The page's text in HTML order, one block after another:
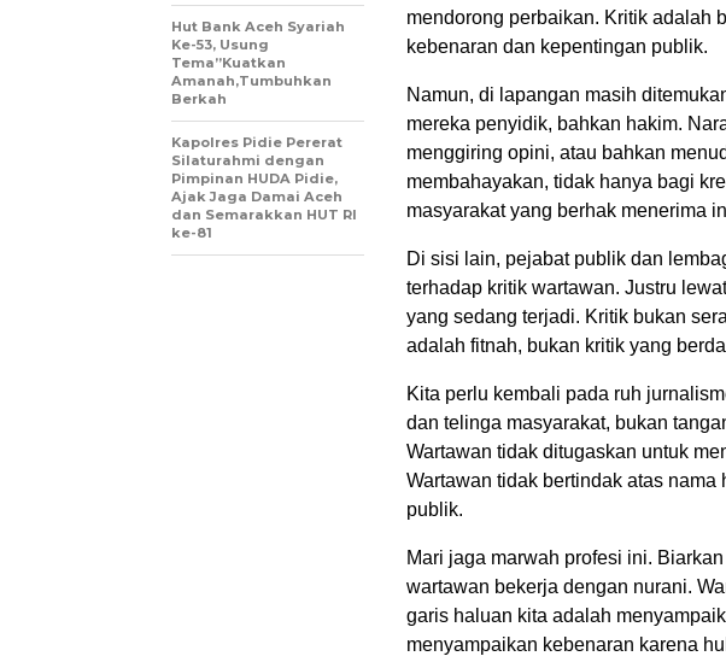
mendorong perbaikan. Kritik adalah
kebenaran dan kepentingan publik.
Namun, di lapangan masih
mereka penyidik, bahkan hakim.
menggiring opini, atau bahkan
membahayakan, tidak hanya bagi
masyarakat yang berhak menerima
Di sisi lain, pejabat publik dan
terhadap kritik wartawan. Justru
yang sedang terjadi. Kritik bukan
adalah fitnah, bukan kritik yang
Kita perlu kembali pada ruh
dan telinga masyarakat, bukan
Wartawan tidak ditugaskan untuk
Wartawan tidak bertindak atas
publik.
Mari jaga marwah profesi ini.
wartawan bekerja dengan nurani.
garis haluan kita adalah
menyampaikan kebenaran karena
Hut Bank Aceh Syariah
Ke-53, Usung
Tema”Kuatkan
Amanah,Tumbuhkan
Berkah
Kapolres Pidie Pererat
Silaturahmi dengan
Pimpinan HUDA Pidie,
Ajak Jaga Damai Aceh
dan Semarakkan HUT RI
ke-81